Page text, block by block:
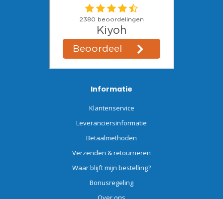
Informatie
Klantenservice
Leveranciersinformatie
Betaalmethoden
Verzenden & retourneren
Waar blijft mijn bestelling?
Bonusregeling